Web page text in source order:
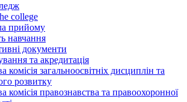
college
прийому
навчання
документи
та акредитація
комісія загальноосвітніх дисциплін та
розвитку
комісія правознавства та правоохоронної